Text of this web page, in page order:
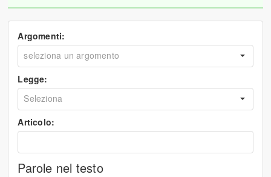
Argomenti:
Legge:
Articolo:
Parole nel testo